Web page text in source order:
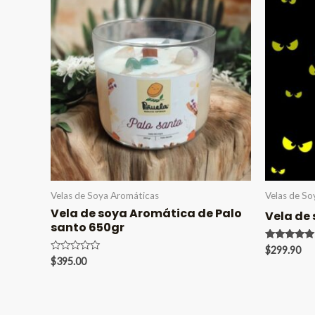
Velas de Soya Aromáticas
Vela de soya Aromática de Palo
santo 650gr
Valorado
en
$395.00
Velas de
Vela de
Valorado en
5.00
$299.90